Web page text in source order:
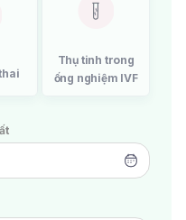
Thụ tinh trong
ống nghiệm IVF